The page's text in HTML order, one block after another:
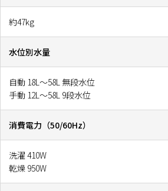
約47kg
水位別水量
自動 18L〜58L 無段水位
手動 12L〜58L 9段水位
消費電力（50/60Hz）
洗濯 410W
乾燥 950W